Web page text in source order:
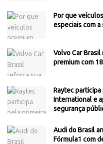
Por que
especiais com a
Volvo Car
premium com
Raytec participa
International e
segurança
Audi do Brasil
Fórmula1 com